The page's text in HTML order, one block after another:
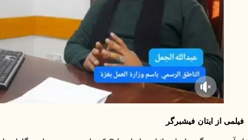
فیلمی از ایتان فیشبرگر